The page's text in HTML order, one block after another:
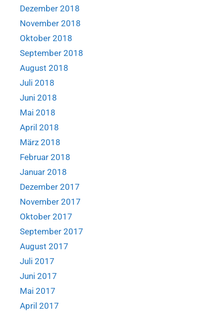
Dezember 2018
November 2018
Oktober 2018
September 2018
August 2018
Juli 2018
Juni 2018
Mai 2018
April 2018
März 2018
Februar 2018
Januar 2018
Dezember 2017
November 2017
Oktober 2017
September 2017
August 2017
Juli 2017
Juni 2017
Mai 2017
April 2017